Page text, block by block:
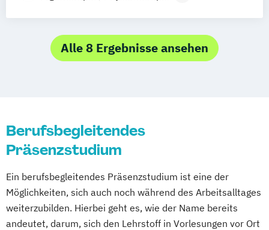
Paradontologie und Implantattherapie
Physiotherapie Preventive Medicine
Alle 8 Ergebnisse ansehen
Berufsbegleitendes
Präsenzstudium
Ein berufsbegleitendes Präsenzstudium ist eine der
Möglichkeiten, sich auch noch während des Arbeitsalltages
weiterzubilden. Hierbei geht es, wie der Name bereits
andeutet, darum, sich den Lehrstoff in Vorlesungen vor Ort